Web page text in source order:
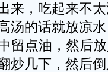
来，吃起来不
汤的话就放凉
留点油，然后
炒几下，然后